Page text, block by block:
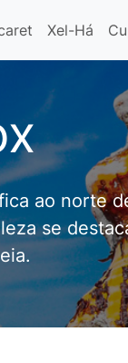
Xel-Há
ao norte
se